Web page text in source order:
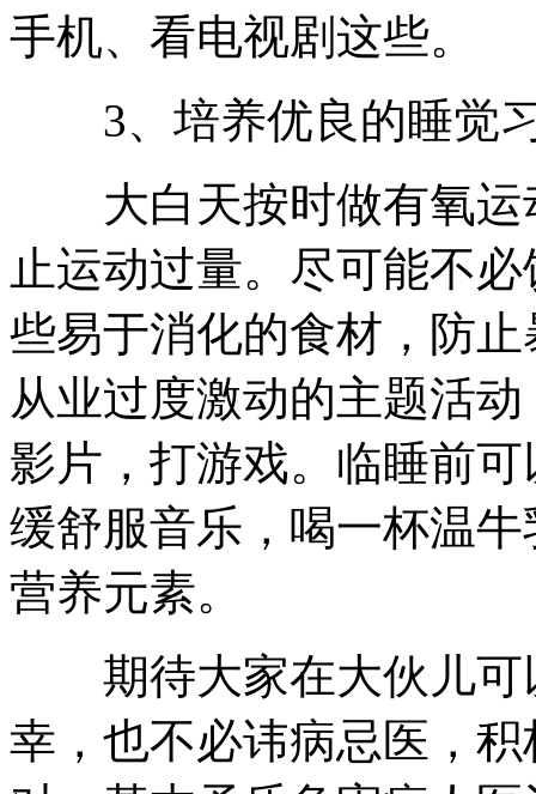
手机、看电视剧这些。
3、培养优良的睡觉
大白天按时做有氧运
止运动过量。尽可能不
些易于消化的食材，防
从业过度激动的主题活
影片，打游戏。临睡前
缓舒服音乐，喝一杯温
营养元素。
期待大家在大伙儿可
幸，也不必讳病忌医，